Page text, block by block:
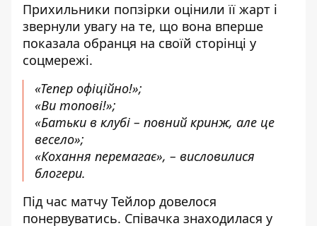
Прихильники попзірки оцінили її жарт і
звернули увагу на те, що вона вперше
показала обранця на своїй сторінці у
соцмережі.
«Тепер офіційно!»;
«Ви топові!»;
«Батьки в клубі – повний кринж, але це
весело»;
«Кохання перемагає», – висловилися
блогери.
Під час матчу Тейлор довелося
понервуватись. Співачка знаходилася у